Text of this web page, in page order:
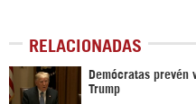
RELACIONADAS
Demócratas
Trump